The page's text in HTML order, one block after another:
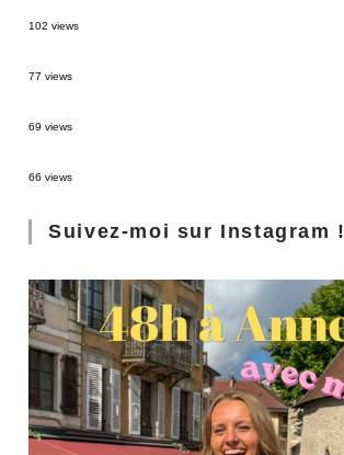
102 views
77 views
69 views
66 views
Suivez-moi sur Instagram !